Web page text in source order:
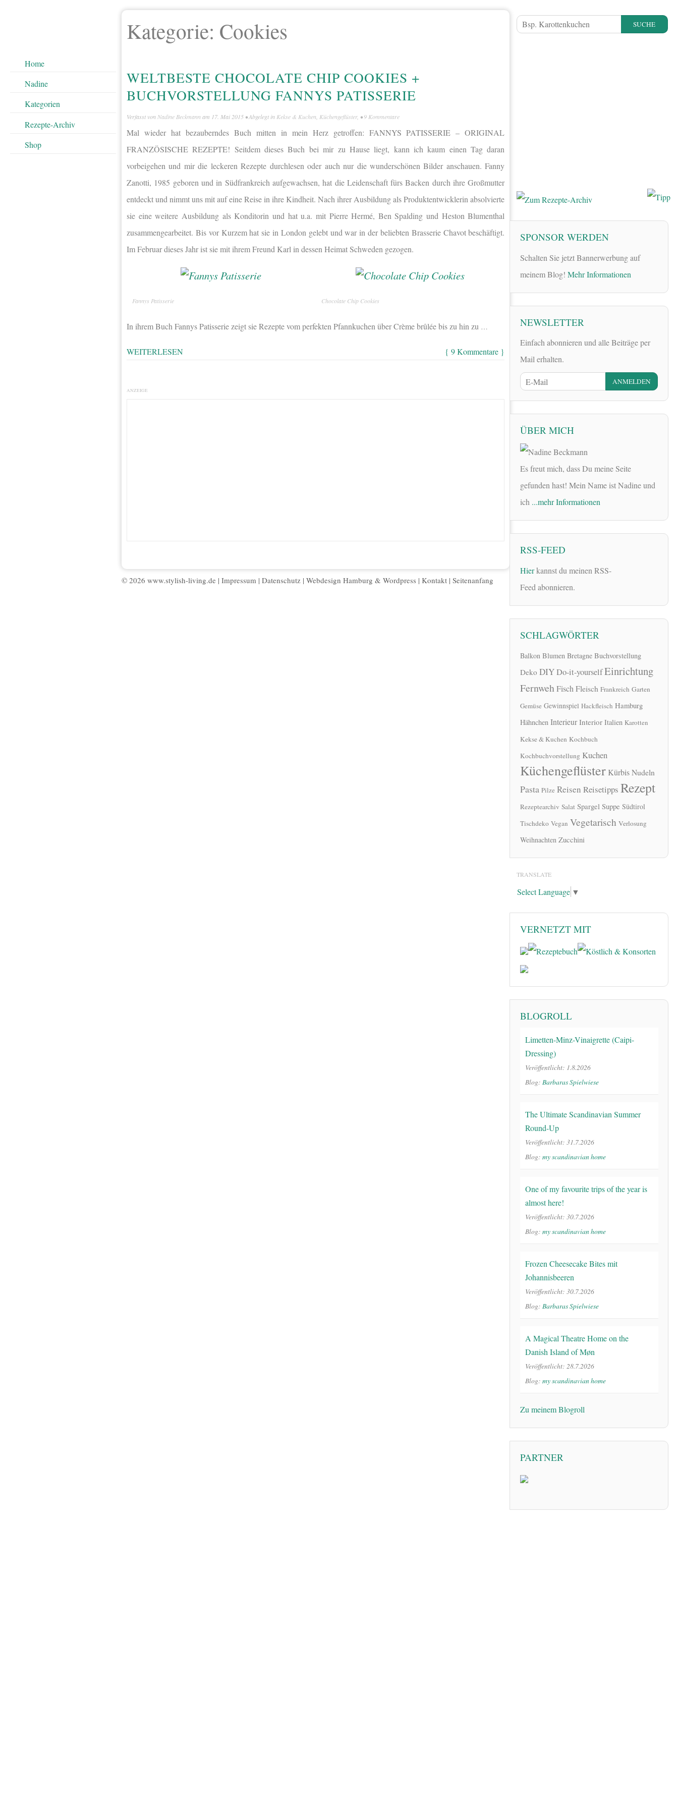
Home
Nadine
Kategorien
Rezepte-Archiv
Shop
Kategorie: Cookies
WELTBESTE CHOCOLATE CHIP COOKIES +
BUCHVORSTELLUNG FANNYS PATISSERIE
Verfasst von Nadine Beckmann am 17. Mai 2015 • Abgelegt in Kekse & Kuchen, Küchengeflüster, •9 Kommentare
Mal wieder hat bezauberndes Buch mitten in mein Herz getroffen: FANNYS PATISSERIE – ORIGINAL
FRANZÖSISCHE REZEPTE! Seitdem dieses Buch bei mir zu Hause liegt, kann ich kaum einen Tag daran
vorbeigehen und mir die leckeren Rezepte durchlesen oder auch nur die wunderschönen Bilder anschauen. Fanny
Zanotti, 1985 geboren und in Südfrankreich aufgewachsen, hat die Leidenschaft fürs Backen durch ihre Großmutter
entdeckt und nimmt uns mit auf eine Reise in ihre Kindheit. Nach ihrer Ausbildung als Produktentwicklerin absolvierte
sie eine weitere Ausbildung als Konditorin und hat u.a. mit Pierre Hermé, Ben Spalding und Heston Blumenthal
zusammengearbeitet. Bis vor Kurzem hat sie in London gelebt und war in der beliebten Brasserie Chavot beschäftigt.
Im Februar dieses Jahr ist sie mit ihrem Freund Karl in dessen Heimat Schweden gezogen.
Fannys Patisserie Chocolate Chip Cookies
In ihrem Buch Fannys Patisserie zeigt sie Rezepte vom perfekten Pfannkuchen über Crème brûlée bis zu hin zu …
WEITERLESEN { 9 Kommentare }
ANZEIGE
© 2026 www.stylish-living.de | Impressum | Datenschutz | Webdesign Hamburg & Wordpress | Kontakt | Seitenanfang
SUCHE
SPONSOR WERDEN
Schalten Sie jetzt Bannerwerbung auf
meinem Blog! Mehr Informationen
NEWSLETTER
Einfach abonnieren und alle Beiträge per
Mail erhalten.
ÜBER MICH
Es freut mich, dass Du meine Seite
gefunden hast! Mein Name ist Nadine und
ich ...mehr Informationen
RSS-FEED
Hierkannst du meinen RSS-
Feed abonnieren.
SCHLAGWÖRTER
Balkon Blumen Bretagne Buchvorstellung
Deko DIYDo-it-yourselfEinrichtung
FernwehFischFleisch Frankreich Garten
Gemüse Gewinnspiel Hackfleisch Hamburg
Hähnchen Interieur Interior Italien Karotten
Kekse & Kuchen Kochbuch
Kochbuchvorstellung Kuchen
Küchengeflüster KürbisNudeln
Pasta Pilze Reisen Reisetipps Rezept
Rezeptearchiv Salat Spargel Suppe Südtirol
Tischdeko Vegan Vegetarisch Verlosung
Weihnachten Zucchini
TRANSLATE
Select Language ▼
VERNETZT MIT
BLOGROLL
Limetten-Minz-Vinaigrette (Caipi-
Dressing)
Veröffentlicht: 1.8.2026
Blog: Barbaras Spielwiese
The Ultimate Scandinavian Summer
Round-Up
Veröffentlicht: 31.7.2026
Blog: my scandinavian home
One of my favourite trips of the year is
almost here!
Veröffentlicht: 30.7.2026
Blog: my scandinavian home
Frozen Cheesecake Bites mit
Johannisbeeren
Veröffentlicht: 30.7.2026
Blog: Barbaras Spielwiese
A Magical Theatre Home on the
Danish Island of Møn
Veröffentlicht: 28.7.2026
Blog: my scandinavian home
Zu meinem Blogroll
PARTNER